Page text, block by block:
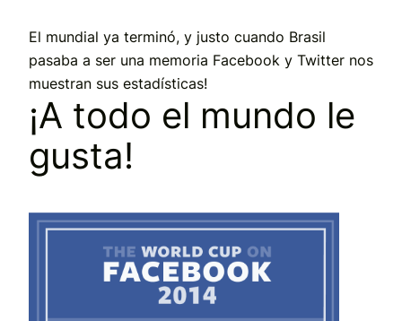
El mundial ya terminó, y justo cuando Brasil
pasaba a ser una memoria Facebook y Twitter nos
muestran sus estadísticas!
¡A todo el mundo le
gusta!